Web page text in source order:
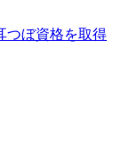
つぼ資格を取得